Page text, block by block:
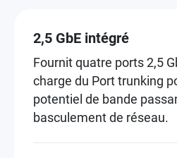
2,5 GbE intégré
Fournit quatre ports 2,5
charge du Port trunking
potentiel de bande
basculement de réseau.